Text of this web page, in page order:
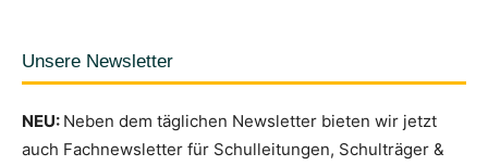
Unsere Newsletter
NEU: Neben dem täglichen Newsletter bieten wir jetzt
auch Fachnewsletter für Schulleitungen, Schulträger &